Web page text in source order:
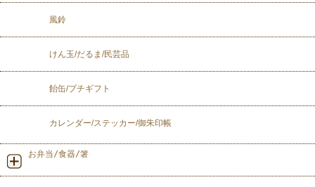
風鈴
けん玉/だるま/民芸品
飴缶/プチギフト
カレンダー/ステッカー/御朱印帳
お弁当/食器/箸